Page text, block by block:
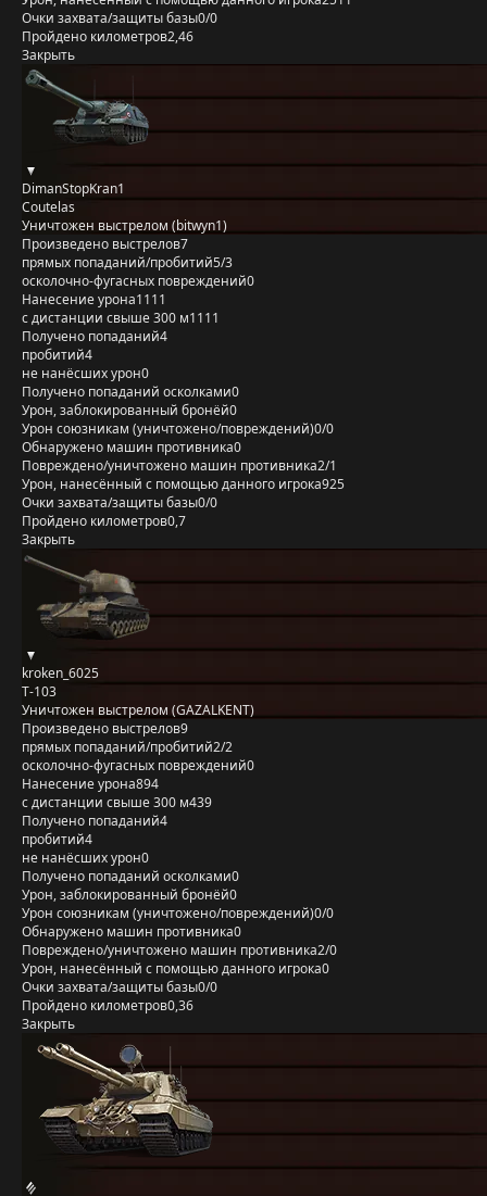
Очки захвата/защиты базы0/0
Пройдено километров2,46
Закрыть
DimanStopKran1
Coutelas
Уничтожен выстрелом (bitwyn1)
Произведено выстрелов7
прямых попаданий/пробитий5/3
осколочно-фугасных повреждений0
Нанесение урона1111
с дистанции свыше 300 м1111
Получено попаданий4
пробитий4
не нанёсших урон0
Получено попаданий осколками0
Урон, заблокированный бронёй0
Урон союзникам (уничтожено/повреждений)0/0
Обнаружено машин противника0
Повреждено/уничтожено машин противника2/1
Урон, нанесённый с помощью данного игрока925
Очки захвата/защиты базы0/0
Пройдено километров0,7
Закрыть
kroken_6025
Т-103
Уничтожен выстрелом (GAZALKENT)
Произведено выстрелов9
прямых попаданий/пробитий2/2
осколочно-фугасных повреждений0
Нанесение урона894
с дистанции свыше 300 м439
Получено попаданий4
пробитий4
не нанёсших урон0
Получено попаданий осколками0
Урон, заблокированный бронёй0
Урон союзникам (уничтожено/повреждений)0/0
Обнаружено машин противника0
Повреждено/уничтожено машин противника2/0
Урон, нанесённый с помощью данного игрока0
Очки захвата/защиты базы0/0
Пройдено километров0,36
Закрыть